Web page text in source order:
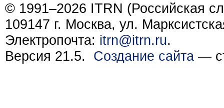
© 1991–2026 ITRN (Российская
109147 г. Москва, ул.
Электропочта: itrn@itrn.ru.
Версия 21.5. Создание сайта —